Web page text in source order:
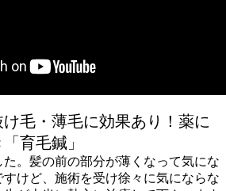
け毛・薄毛に効果あり！薬に
育毛鍼」
。髪の前の部分が薄くなって気にな
けど、施術を受け徐々に気にならな